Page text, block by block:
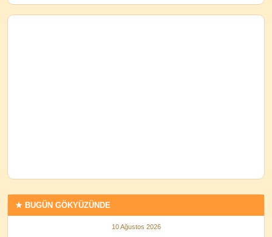
★ BUGÜN GÖKYÜZÜNDE
10 Ağustos 2026